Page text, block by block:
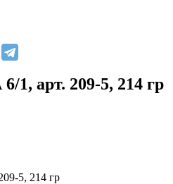
арт. 209-5, 214 гр
5, 214 гр